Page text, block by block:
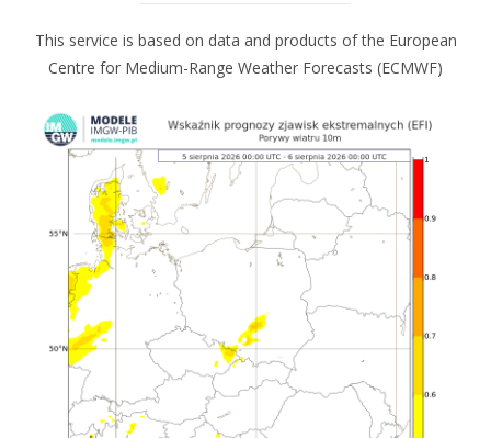
This service is based on data and products of the European
Centre for Medium-Range Weather Forecasts (ECMWF)